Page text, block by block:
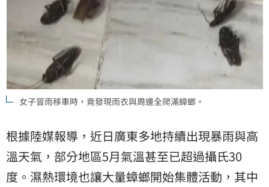
女子冒雨移車時，竟發現雨衣與周邊全爬滿蟑螂。
根據陸媒報導，近日廣東多地持續出現暴雨與高
溫天氣，部分地區5月氣溫甚至已超過攝氏30
度。濕熱環境也讓大量蟑螂開始集體活動，其中